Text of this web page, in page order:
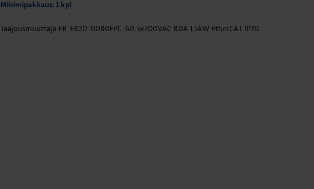
Minimipakkaus: 1 kpl
Taajuusmuuttaja FR-E820-0080EPC-60 3x200VAC 8.0A 1.5kW EtherCAT IP20